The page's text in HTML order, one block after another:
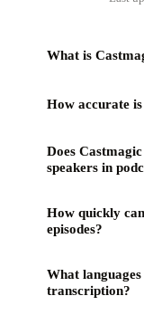
What is
How accurate
Does
speakers in
How quickly
episodes?
What
transcription?